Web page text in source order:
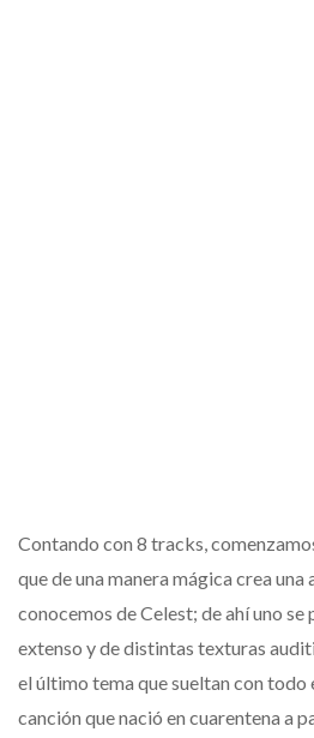
Contando con 8 tracks,
que de una manera mágica crea
conocemos de Celest; de ahí uno se
extenso y de distintas texturas
el último tema que sueltan con todo
canción que nació en cuarentena a